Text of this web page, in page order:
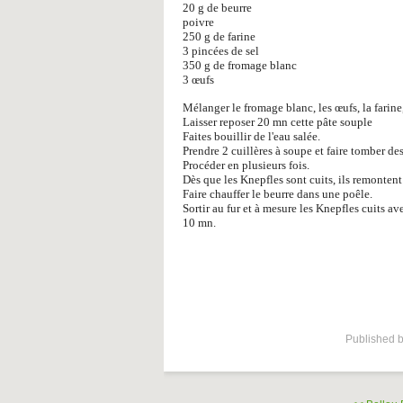
20 g de beurre
poivre
250 g de farine
3 pincées de sel
350 g de fromage blanc
3 œufs
Mélanger le fromage blanc, les œufs, la
Laisser reposer 20 mn cette pâte souple
Faites bouillir de l'eau salée.
Prendre 2 cuillères à soupe et faire tomber
Procéder en plusieurs fois.
Dès que les Knepfles sont cuits, ils
Faire chauffer le beurre dans une poêle.
Sortir au fur et à mesure les Knepfles cuits
10 mn.
Published